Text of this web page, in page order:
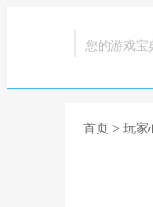
您的游戏宝
首页 > 玩家